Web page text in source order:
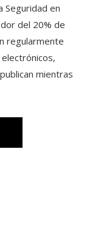
Seguridad en
del 20% de
regularmente
mientras